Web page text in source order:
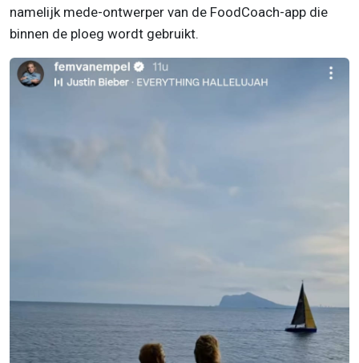
namelijk mede-ontwerper van de FoodCoach-app die
binnen de ploeg wordt gebruikt.